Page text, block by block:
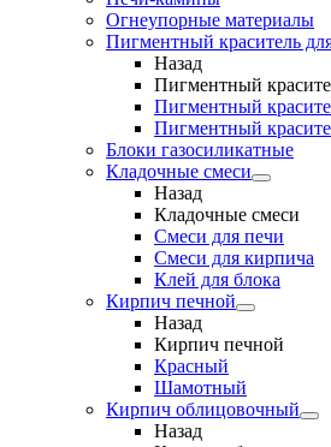
Огнеупорные материалы
Пигментный краситель
Назад
Пигментный
Пигментный
Пигментный
Блоки газосиликатные
Кладочные смеси
Назад
Кладочные смеси
Смеси для печи
Смеси для кирпича
Клей для блока
Кирпич печной
Назад
Кирпич печной
Красный
Шамотный
Кирпич облицовочный
Назад